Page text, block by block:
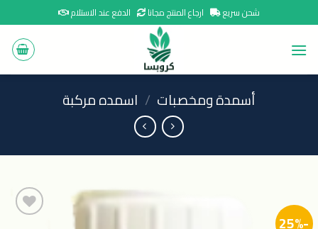
to
content
شحن سريع ارجاع المنتج مجانا الدفع عند الاستلام
أسمدة ومخصبات / اسمده مركبة
-25%